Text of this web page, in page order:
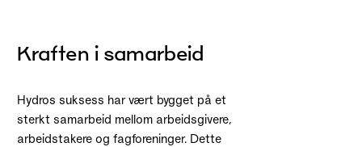
Kraften i samarbeid
Hydros suksess har vært bygget på et
sterkt samarbeid mellom arbeidsgivere,
arbeidstakere og fagforeninger. Dette